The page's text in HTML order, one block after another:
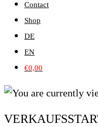
Contact
Shop
DE
EN
€0,00